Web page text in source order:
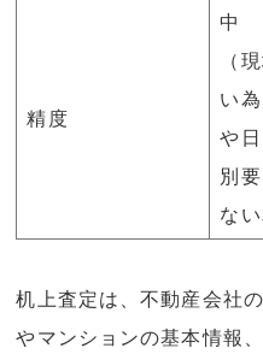
精度
中
（
い
や
別
ない
机上査定は、不動産会社
やマンションの基本情報